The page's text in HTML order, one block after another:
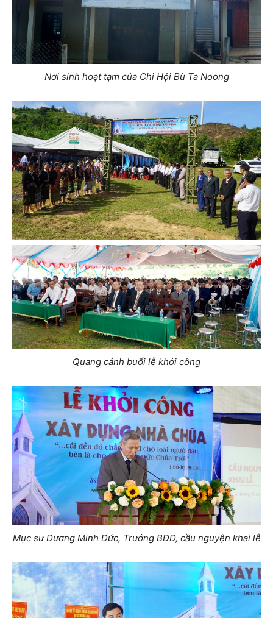
Nơi sinh hoạt tạm của Chi Hội Bù Ta Noong
Quang cảnh buổi lễ khởi công
Mục sư Dương Minh Đức, Trưởng BĐD, cầu nguyện khai lễ